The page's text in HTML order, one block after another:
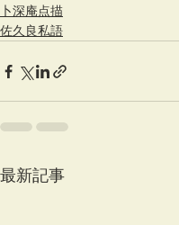
卜深庵点描
佐久良私語
最新記事